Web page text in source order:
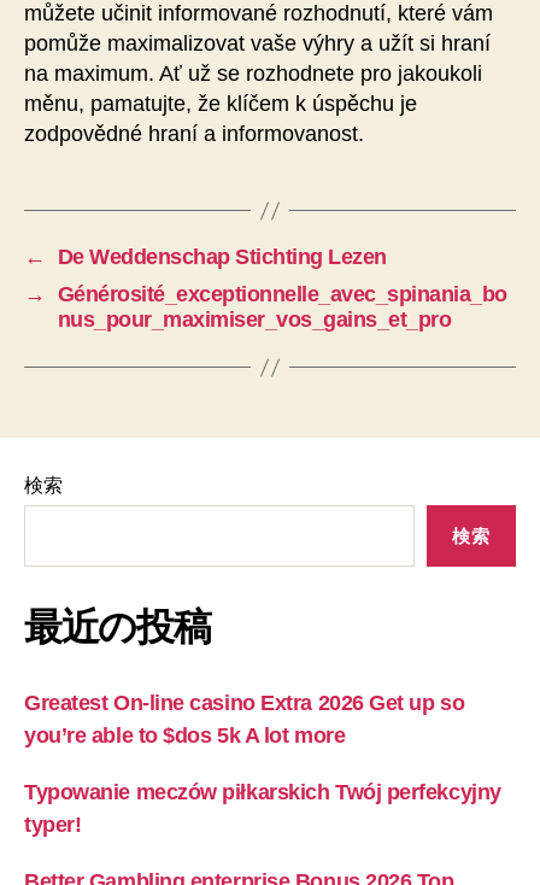
můžete učinit informované rozhodnutí, které vám
pomůže maximalizovat vaše výhry a užít si hraní
na maximum. Ať už se rozhodnete pro jakoukoli
měnu, pamatujte, že klíčem k úspěchu je
zodpovědné hraní a informovanost.
←
De Weddenschap Stichting Lezen
→
Générosité_exceptionnelle_avec_spinania_bo
nus_pour_maximiser_vos_gains_et_pro
検索
検索
最近の投稿
Greatest On-line casino Extra 2026 Get up so
you’re able to $dos 5k A lot more
Typowanie meczów piłkarskich Twój perfekcyjny
typer!